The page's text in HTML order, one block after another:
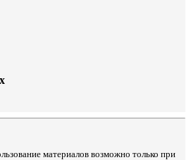
материалов возможно только при